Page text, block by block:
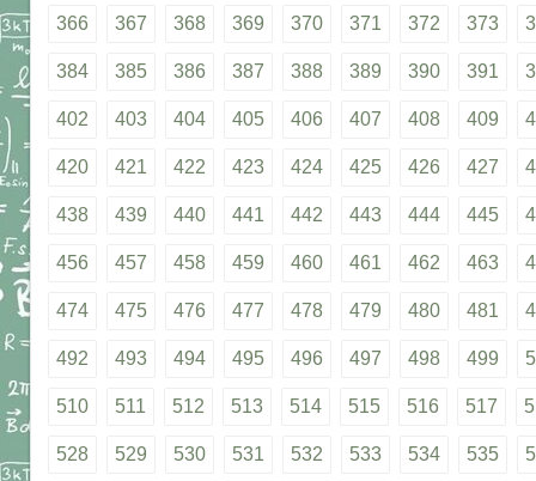
366 367 368 369 370 371 372 373
384 385 386 387 388 389 390 391
402 403 404 405 406 407 408 409
420 421 422 423 424 425 426 427
438 439 440 441 442 443 444 445
456 457 458 459 460 461 462 463
474 475 476 477 478 479 480 481
492 493 494 495 496 497 498 499
510 511 512 513 514 515 516 517
528 529 530 531 532 533 534 535